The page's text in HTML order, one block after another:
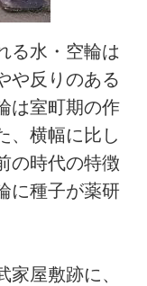
る水・空輪は
や反りのある
は室町期の作
、横幅に比し
の時代の特徴
に種子が薬研
屋敷跡に、